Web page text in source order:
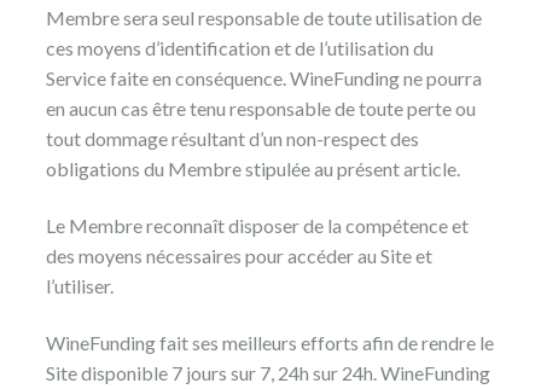
Membre sera seul responsable de toute utilisation de
ces moyens d’identification et de l’utilisation du
Service faite en conséquence. WineFunding ne pourra
en aucun cas être tenu responsable de toute perte ou
tout dommage résultant d’un non-respect des
obligations du Membre stipulée au présent article.
Le Membre reconnaît disposer de la compétence et
des moyens nécessaires pour accéder au Site et
l’utiliser.
WineFunding fait ses meilleurs efforts afin de rendre le
Site disponible 7 jours sur 7, 24h sur 24h. WineFunding